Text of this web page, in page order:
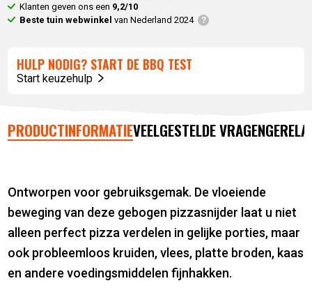
Klanten geven ons een 9,2/10
Beste tuin webwinkel van Nederland 2024
HULP NODIG? START DE BBQ TEST
Start keuzehulp
PRODUCTINFORMATIEVEELGESTELDE VRAGEN
Ontworpen voor gebruiksgemak. De vloeiende
beweging van deze gebogen pizzasnijder laat u niet
alleen perfect pizza verdelen in gelijke porties, maar
ook probleemloos kruiden, vlees, platte broden, kaas
en andere voedingsmiddelen fijnhakken.